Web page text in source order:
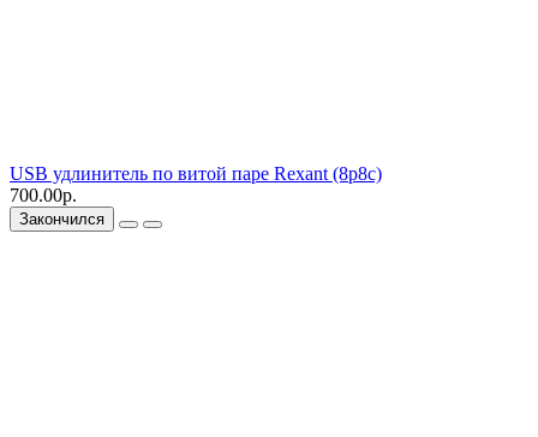
USB удлинитель по витой паре Rexant (8p8c)
700.00р.
Закончился